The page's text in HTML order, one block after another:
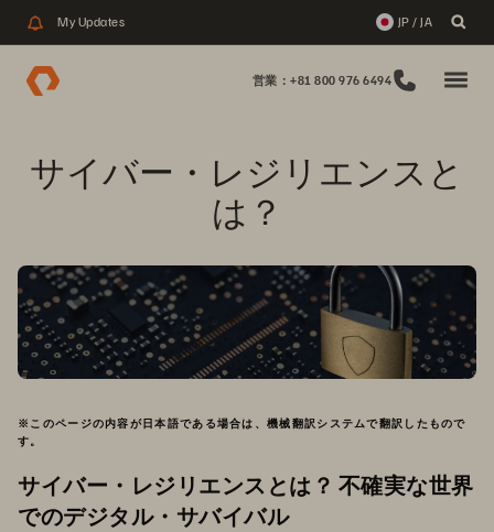
My Updates JP / JA
営業：+81 800 976 6494
サイバー・レジリエンスと
は？
※このページの内容が日本語である場合は、機械翻訳システムで翻訳したもので
す。
サイバー・レジリエンスとは？ 不確実な世界
でのデジタル・サバイバル